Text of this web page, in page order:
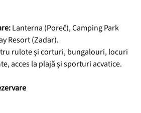
Lanterna (Poreč), Camping Park
Resort (Zadar).
rulote și corturi, bungalouri, locuri
acces la plajă și sporturi acvatice.